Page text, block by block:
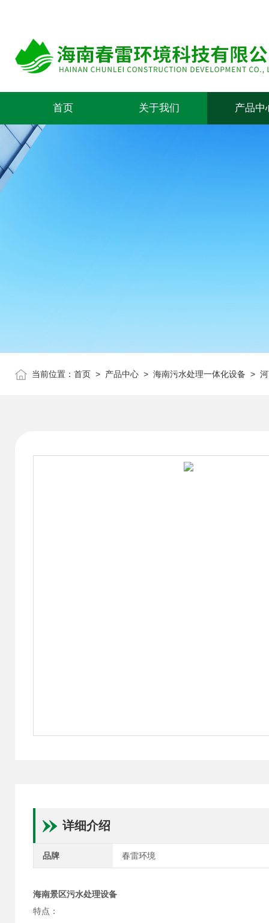
首页 关于我们 产品中
当前位置： 首页 > 产品中心 > 海南污水处理一体化设备 >
详细介绍
品牌 春雷环境
海南景区污水处理设备
特点：